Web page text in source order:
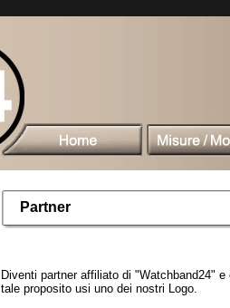
Partner
Diventi partner affiliato di "Watchband24"
tale proposito usi uno dei nostri Logo.